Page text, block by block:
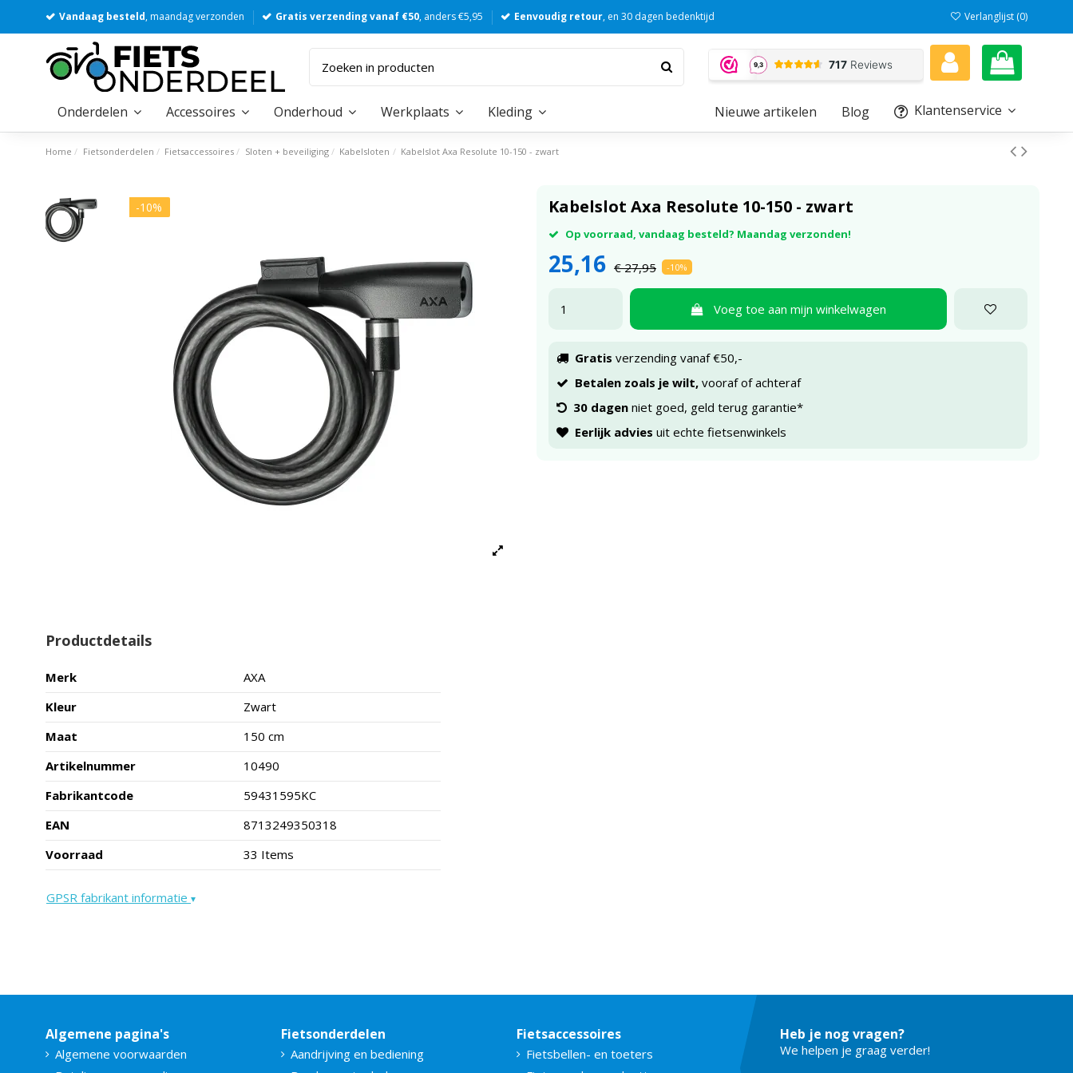
Vandaag besteld, maandag verzonden Gratis verzending vanaf €50, anders €5,95 Eenvoudig retour, en 30 dagen bedenktijd Verlanglijst (0)
Onderdelen Accessoires Onderhoud Werkplaats Kleding Klantenservice
Blog
Nieuwe artikelen
Home Fietsonderdelen Fietsaccessoires Sloten + beveiliging Kabelsloten Kabelslot Axa Resolute 10-150 - zwart
-10% Kabelslot Axa Resolute 10-150 - zwart
Op voorraad, vandaag besteld? Maandag verzonden!
25,16 € 27,95 -10%
Voeg toe aan mijn winkelwagen
Gratis verzending vanaf €50,-
Betalen zoals je wilt,vooraf of achteraf
30 dagenniet goed, geld terug garantie*
Eerlijk advies uit echte fietsenwinkels
Productdetails
Merk
AXA
Kleur
Zwart
Maat
150 cm
Artikelnummer
10490
Fabrikantcode
59431595KC
EAN
8713249350318
Voorraad
33 Items
GPSR fabrikant informatie ▾
Algemene pagina's
Algemene voorwaarden
Fietsonderdelen
Aandrijving en bediening
Fietsaccessoires
Fietsbellen- en toeters
Heb je nog vragen?
We helpen je graag verder!